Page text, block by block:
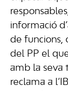
informació
de funcions,
del PP el
amb la seva
reclama a